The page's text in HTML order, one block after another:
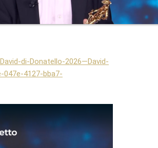
di-Donatello-2026—David-
4127-bba7-